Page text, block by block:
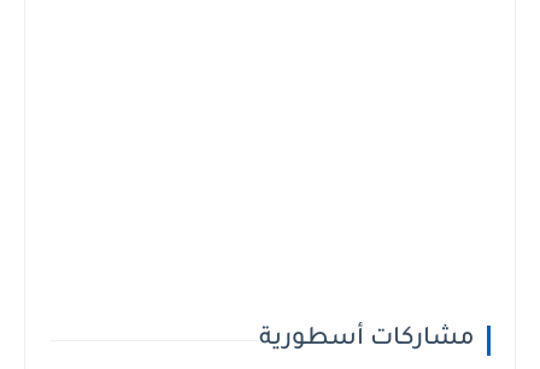
مشاركات أسطورية